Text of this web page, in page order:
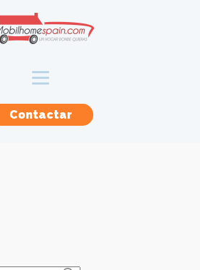
Contactar